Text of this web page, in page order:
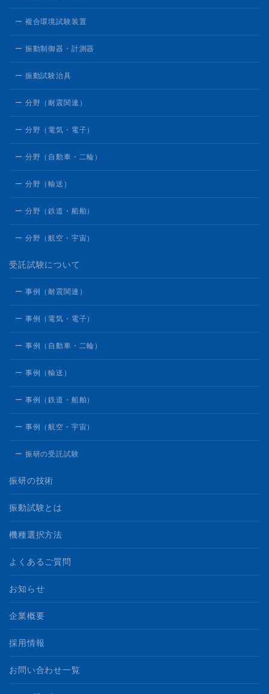
ー 複合環境試験装置
ー 振動制御器・計測器
ー 振動試験治具
ー 分野（耐震関連）
ー 分野（電気・電子）
ー 分野（自動車・二輪）
ー 分野（輸送）
ー 分野（鉄道・船舶）
ー 分野（航空・宇宙）
受託試験について
ー 事例（耐震関連）
ー 事例（電気・電子）
ー 事例（自動車・二輪）
ー 事例（輸送）
ー 事例（鉄道・船舶）
ー 事例（航空・宇宙）
ー 振研の受託試験
振研の技術
振動試験とは
機種選択方法
よくあるご質問
お知らせ
企業概要
採用情報
お問い合わせ一覧